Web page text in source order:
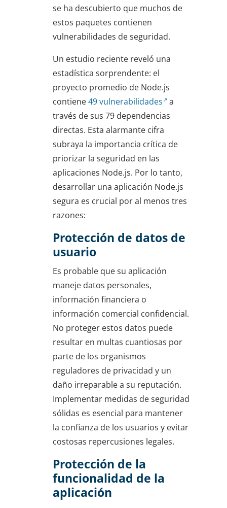
se ha descubierto que muchos de
estos paquetes contienen
vulnerabilidades de seguridad.
Un estudio reciente reveló una
estadística sorprendente: el
proyecto promedio de Node.js
contiene49 vulnerabilidades
a
través de sus 79 dependencias
directas. Esta alarmante cifra
subraya la importancia crítica de
priorizar la seguridad en las
aplicaciones Node.js. Por lo tanto,
desarrollar una aplicación Node.js
segura es crucial por al menos tres
razones:
Protección de datos de
usuario
Es probable que su aplicación
maneje datos personales,
información financiera o
información comercial confidencial.
No proteger estos datos puede
resultar en multas cuantiosas por
parte de los organismos
reguladores de privacidad y un
daño irreparable a su reputación.
Implementar medidas de seguridad
sólidas es esencial para mantener
la confianza de los usuarios y evitar
costosas repercusiones legales.
Protección de la
funcionalidad de la
aplicación